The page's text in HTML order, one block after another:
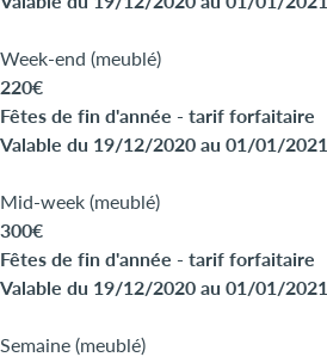
Week-end (meublé)
220€
Fêtes de fin d'année - tarif forfaitaire
Valable du 19/12/2020 au 01/01/2021
Mid-week (meublé)
300€
Fêtes de fin d'année - tarif forfaitaire
Valable du 19/12/2020 au 01/01/2021
Semaine (meublé)